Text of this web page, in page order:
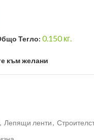
Тегло: 0.150кг.
към желани
, Лепящи ленти,